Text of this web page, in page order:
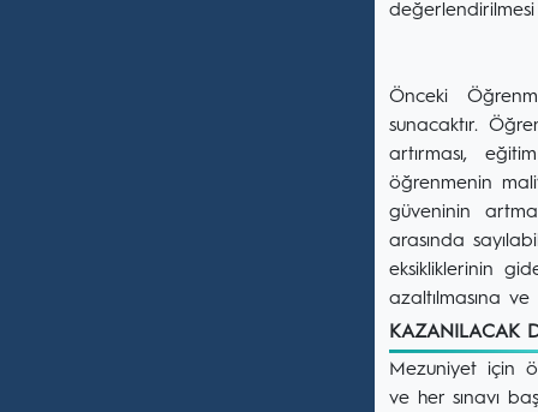
Önceki
sunacaktır.
artırması,
öğrenmenin
güveninin
arasında
eksikliklerinin
azaltılmasına
KAZANILACAK
Mezuniyet için
ve her sınavı